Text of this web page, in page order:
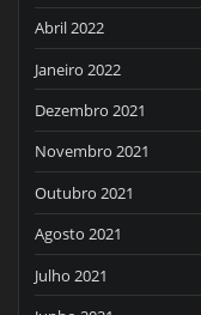
Abril 2022
Janeiro 2022
Dezembro 2021
Novembro 2021
Outubro 2021
Agosto 2021
Julho 2021